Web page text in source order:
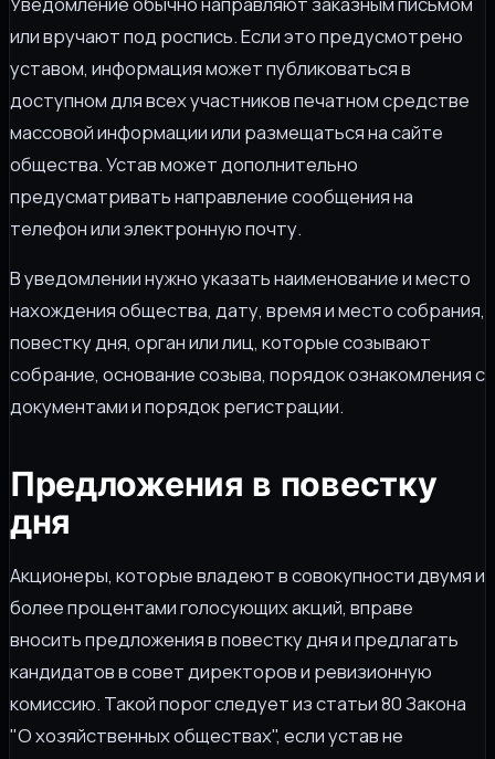
или вручают под роспись. Если это предусмотрено
уставом, информация может публиковаться в
доступном для всех участников печатном средстве
массовой информации или размещаться на сайте
общества. Устав может дополнительно
предусматривать направление сообщения на
телефон или электронную почту.
В уведомлении нужно указать наименование и место
нахождения общества, дату, время и место собрания,
повестку дня, орган или лиц, которые созывают
собрание, основание созыва, порядок ознакомления с
документами и порядок регистрации.
Предложения в повестку
дня
Акционеры, которые владеют в совокупности двумя и
более процентами голосующих акций, вправе
вносить предложения в повестку дня и предлагать
кандидатов в совет директоров и ревизионную
комиссию. Такой порог следует из статьи 80 Закона
"О хозяйственных обществах", если устав не